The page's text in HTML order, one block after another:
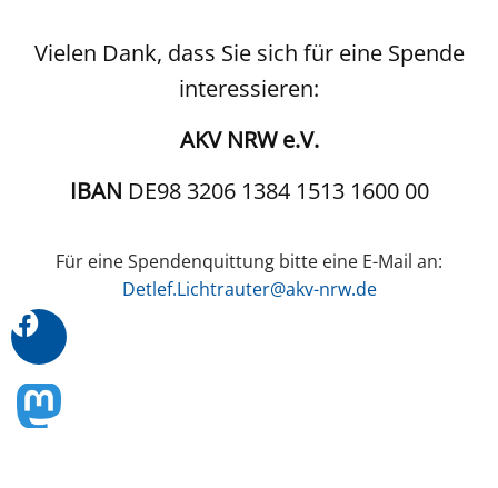
Vielen Dank, dass Sie sich für eine Spende
interessieren:
AKV NRW e.V.
IBAN DE98 3206 1384 1513 1600 00
Für eine Spendenquittung bitte eine E-Mail an:
Detlef.Lichtrauter@akv-nrw.de